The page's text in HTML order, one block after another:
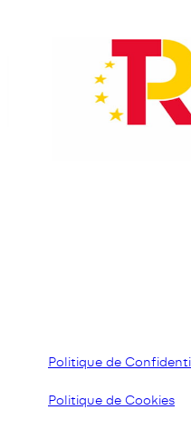
Politique de
Politique de Cookies